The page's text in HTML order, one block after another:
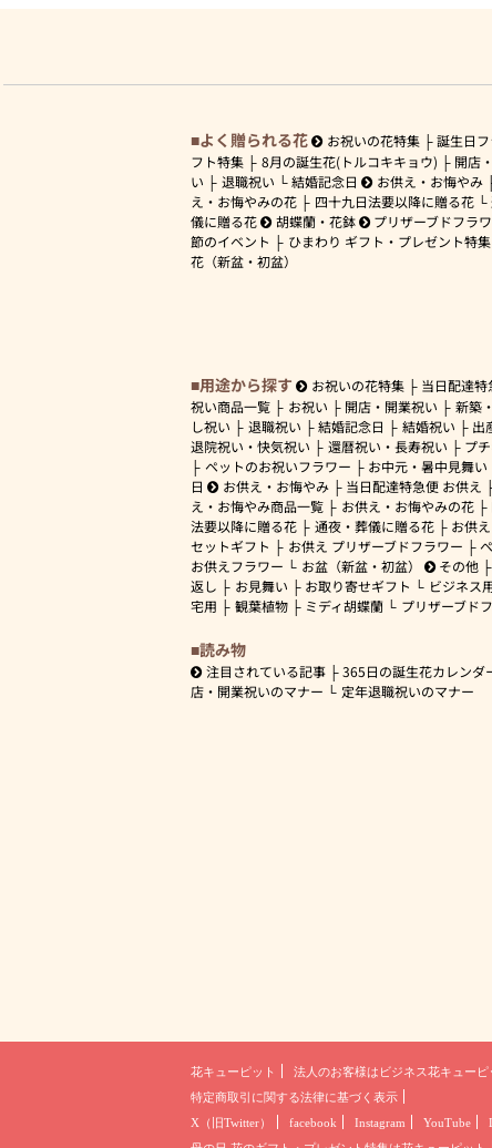
よく贈られる花 お祝いの花特集
誕生日
フト特集
8月の誕生花(トルコキキョウ)
開店
い
退職祝い 結婚記念日 お供え・お悔やみ
え・お悔やみの花
四十九日法要以降に贈る花
儀に贈る花
胡蝶蘭・花鉢 プリザーブドフラ
節のイベント
ひまわり ギフト・プレゼント特集
花（新盆・初盆）
用途から探す お祝いの花特集 当日配達特
祝い商品一覧
お祝い 開店・開業祝い
新築
し祝い
退職祝い 結婚記念日 結婚祝い
出
退院祝い・快気祝い
還暦祝い・長寿祝い
プ
ペットのお祝いフラワー
お中元・暑中見舞い
日
お供え・お悔やみ 当日配達特急便 お供え
え・お悔やみ商品一覧
お供え・お悔やみの花
法要以降に贈る花
通夜・葬儀に贈る花
お供
セットギフト
お供え プリザーブドフラワー
お供えフラワー
お盆（新盆・初盆） その他
返し
お見舞い お取り寄せギフト ビジネス
宅用
観葉植物 ミディ胡蝶蘭 プリザーブド
読み物
注目されている記事 365日の誕生花カレンダ
店・開業祝いのマナー
定年退職祝いのマナー
花キューピット 法人のお客様は ビジネス花キューピ
特定商取引に関する法律に基づく表示
X（旧Twitter）
facebook Instagram YouTube